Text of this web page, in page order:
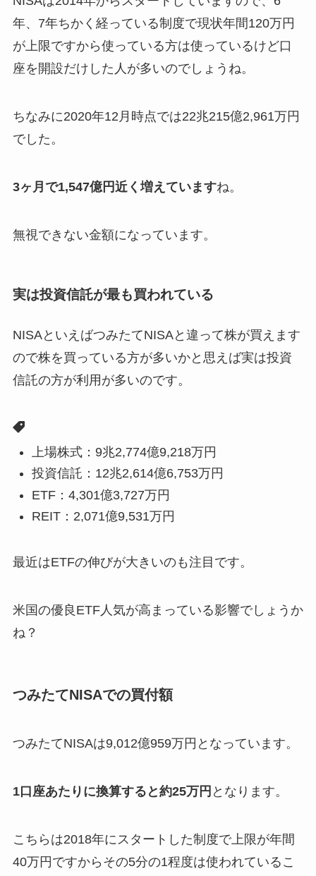
年、7年ちかく経っている制度で現状年間120万円
が上限ですから使っている方は使っているけど口
座を開設だけした人が多いのでしょうね。
ちなみに2020年12月時点では22兆215億2,961万円
でした。
3ヶ月で1,547億円近く増えていますね。
無視できない金額になっています。
実は投資信託が最も買われている
NISAといえばつみたてNISAと違って株が買えます
ので株を買っている方が多いかと思えば実は投資
信託の方が利用が多いのです。
上場株式：9兆2,774億9,218万円
投資信託：12兆2,614億6,753万円
ETF：4,301億3,727万円
REIT：2,071億9,531万円
最近はETFの伸びが大きいのも注目です。
米国の優良ETF人気が高まっている影響でしょうか
ね？
つみたてNISAでの買付額
つみたてNISAは9,012億959万円となっています。
1口座あたりに換算すると約25万円 となります。
こちらは2018年にスタートした制度で上限が年間
40万円ですからその5分の1程度は使われているこ